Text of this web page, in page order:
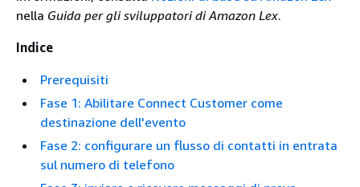
nella Guida per gli sviluppatori di Amazon Lex.
Indice
Prerequisiti
Fase 1: Abilitare Connect Customer come
destinazione dell'evento
Fase 2: configurare un flusso di contatti in entrata
sul numero di telefono